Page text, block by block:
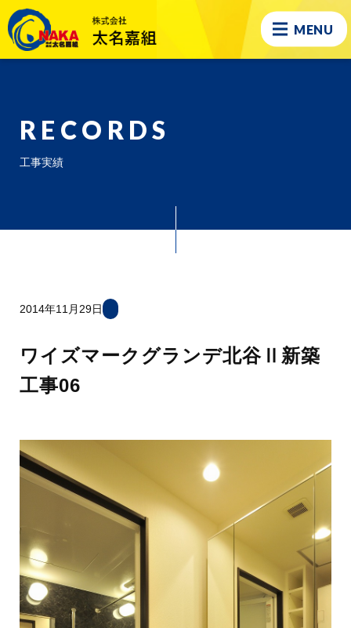
MENU
RECORDS
工事実績
2014年11月29日
ワイズマークグランデ北谷Ⅱ新築
工事06